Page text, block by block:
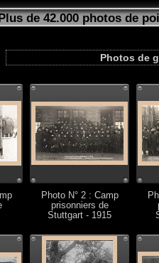
de 42.000 photos de
Photos de
Photo N° 2 : Camp
prisonniers de
Stuttgart - 1915